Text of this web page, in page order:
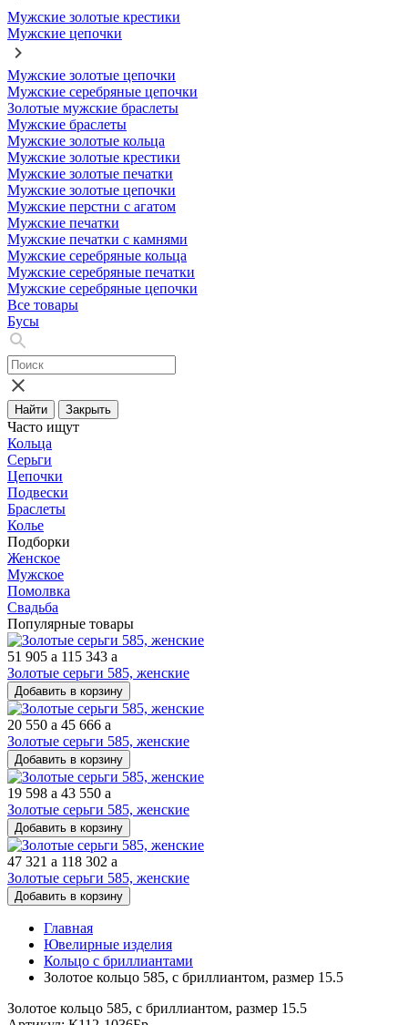
Мужские золотые крестики
Мужские цепочки
Мужские золотые цепочки
Мужские серебряные цепочки
Золотые мужские браслеты
Мужские браслеты
Мужские золотые кольца
Мужские золотые крестики
Мужские золотые печатки
Мужские золотые цепочки
Мужские перстни с агатом
Мужские печатки
Мужские печатки с камнями
Мужские серебряные кольца
Мужские серебряные печатки
Мужские серебряные цепочки
Все товары
Бусы
Найти Закрыть
Часто ищут
Кольца
Серьги
Цепочки
Подвески
Браслеты
Колье
Подборки
Женское
Мужское
Помолвка
Свадьба
Популярные товары
51 905 a 115 343 a
Золотые серьги 585, женские
Добавить в корзину
20 550 a 45 666 a
Золотые серьги 585, женские
Добавить в корзину
19 598 a 43 550 a
Золотые серьги 585, женские
Добавить в корзину
47 321 a 118 302 a
Золотые серьги 585, женские
Добавить в корзину
Главная
Ювелирные изделия
Кольцо с бриллиантами
Золотое кольцо 585, с бриллиантом, размер 15.5
Золотое кольцо 585, с бриллиантом, размер 15.5